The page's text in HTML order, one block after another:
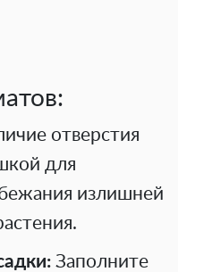
отверстия
для
излишней
Заполните